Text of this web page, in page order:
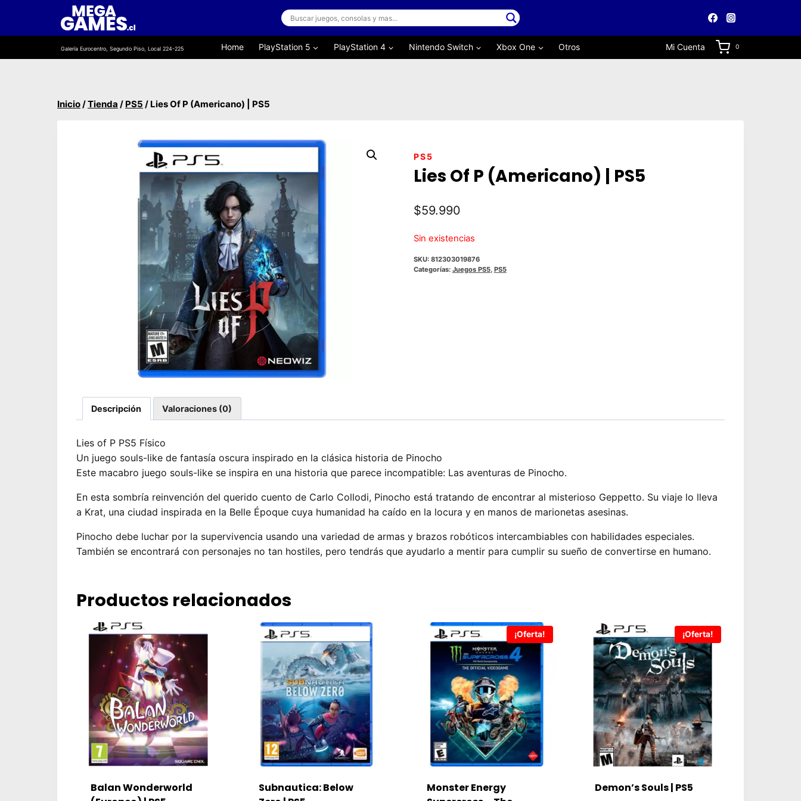
contenido
Galería Eurocentro, Segundo Piso, Local 224-225 Home PlayStation 5 PlayStation 4 Nintendo Switch Xbox One Otros Mi Cuenta 0
Inicio/Tienda / PS5 / Lies Of P (Americano) | PS5
PS5
Lies Of P (Americano) | PS5
$59.990
Sin existencias
SKU: 812303019876
Categorías: Juegos PS5, PS5
Descripción Valoraciones (0)
Lies of P PS5 Físico
Un juego souls-like de fantasía oscura inspirado en la clásica historia de Pinocho
Este macabro juego souls-like se inspira en una historia que parece incompatible: Las aventuras de Pinocho.
En esta sombría reinvención del querido cuento de Carlo Collodi, Pinocho está tratando de encontrar al misterioso Geppetto. Su viaje lo lleva
a Krat, una ciudad inspirada en la Belle Époque cuya humanidad ha caído en la locura y en manos de marionetas asesinas.
Pinocho debe luchar por la supervivencia usando una variedad de armas y brazos robóticos intercambiables con habilidades especiales.
También se encontrará con personajes no tan hostiles, pero tendrás que ayudarlo a mentir para cumplir su sueño de convertirse en humano.
Productos relacionados
Balan Wonderworld
Subnautica: Below
¡Oferta!
Monster Energy
¡Oferta!
Demon’s Souls | PS5